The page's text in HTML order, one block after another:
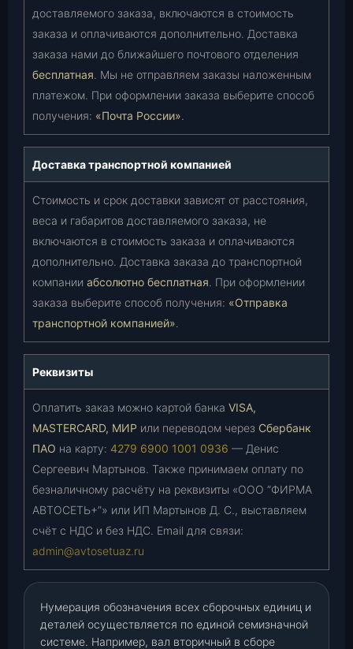
доставляемого заказа, включаются в стоимость
заказа и оплачиваются дополнительно. Доставка
заказа нами до ближайшего почтового отделения
бесплатная. Мы не отправляем заказы наложенным
платежом. При оформлении заказа выберите способ
получения: «Почта России».
Доставка транспортной компанией
Стоимость и срок доставки зависят от расстояния,
веса и габаритов доставляемого заказа, не
включаются в стоимость заказа и оплачиваются
дополнительно. Доставка заказа до транспортной
компании абсолютно бесплатная. При оформлении
заказа выберите способ получения: «Отправка
транспортной компанией».
Реквизиты
Оплатить заказ можно картой банка VISA,
MASTERCARD, МИР или переводом через Сбербанк
ПАО на карту: 4279 6900 1001 0936 — Денис
Сергеевич Мартынов. Также принимаем оплату по
безналичному расчёту на реквизиты «ООО “ФИРМА
АВТОСЕТЬ+”» или ИП Мартынов Д. С., выставляем
счёт с НДС и без НДС. Email для связи:
admin@avtosetuaz.ru
Нумерация обозначения всех сборочных единиц и
деталей осуществляется по единой семизначной
системе. Например, вал вторичный в сборе